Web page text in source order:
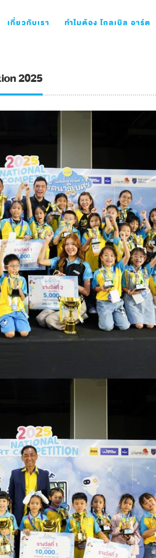
เกี่ยวกับเรา ทำไมต้อง โกลเบิล อาร์ต
2025